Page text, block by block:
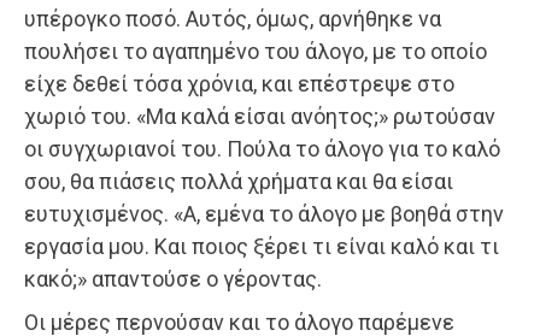
υπέρογκο ποσό. Αυτός, όμως, αρνήθηκε να
πουλήσει το αγαπημένο του άλογο, με το οποίο
είχε δεθεί τόσα χρόνια, και επέστρεψε στο
χωριό του. «Μα καλά είσαι ανόητος;» ρωτούσαν
οι συγχωριανοί του. Πούλα το άλογο για το καλό
σου, θα πιάσεις πολλά χρήματα και θα είσαι
ευτυχισμένος. «Α, εμένα το άλογο με βοηθά στην
εργασία μου. Και ποιος ξέρει τι είναι καλό και τι
κακό;» απαντούσε ο γέροντας.
Οι μέρες περνούσαν και το άλογο παρέμενε